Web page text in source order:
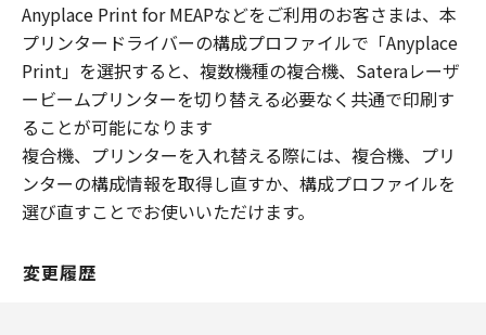
Anyplace Print for MEAPなどをご利用のお客さまは、本
プリンタードライバーの構成プロファイルで「Anyplace
Print」を選択すると、複数機種の複合機、Sateraレーザ
ービームプリンターを切り替える必要なく共通で印刷す
ることが可能になります
複合機、プリンターを入れ替える際には、複合機、プリ
ンターの構成情報を取得し直すか、構成プロファイルを
選び直すことでお使いいただけます。
変更履歴